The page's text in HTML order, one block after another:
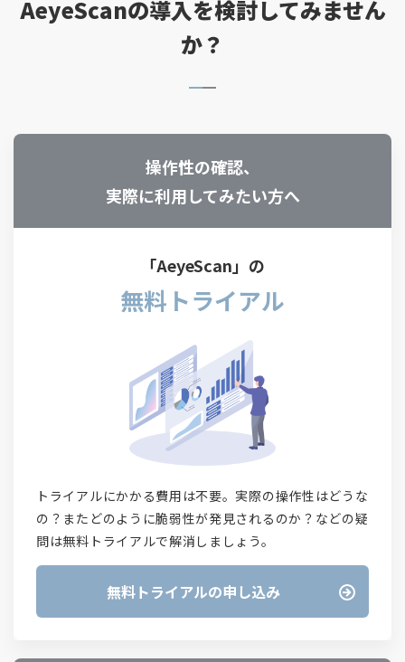
AeyeScanの導入を検討してみません
か？
操作性の確認、
実際に利用してみたい方へ
「AeyeScan」の
無料トライアル
トライアルにかかる費用は不要。実際の操作性はどうな
の？またどのように脆弱性が発見されるのか？などの疑
問は無料トライアルで解消しましょう。
無料トライアルの申し込み